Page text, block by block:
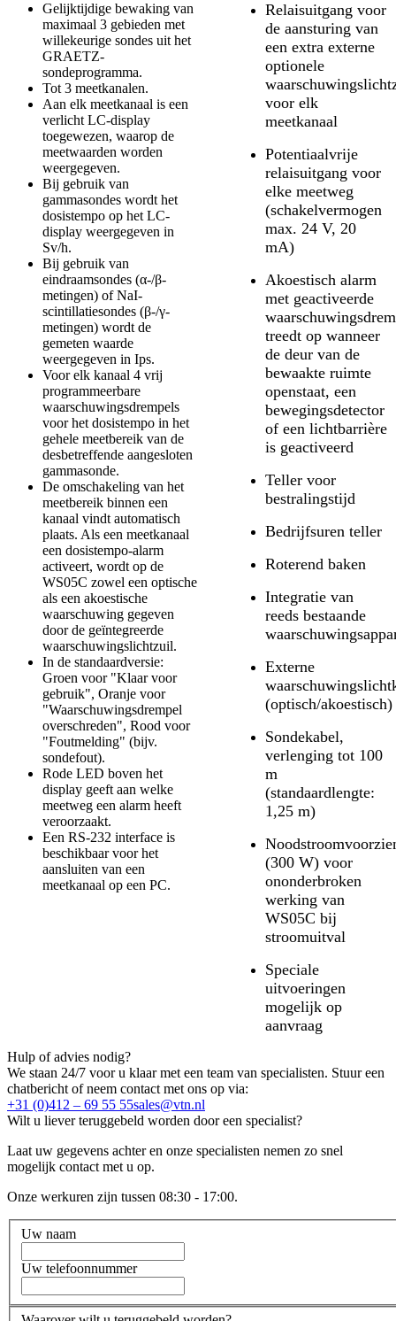
Gelijktijdige bewaking van
maximaal 3 gebieden met
willekeurige sondes uit het
GRAETZ-
sondeprogramma.
Tot 3 meetkanalen.
Aan elk meetkanaal is een
verlicht LC-display
toegewezen, waarop de
meetwaarden worden
weergegeven.
Bij gebruik van
gammasondes wordt het
dosistempo op het LC-
display weergegeven in
Sv/h.
Bij gebruik van
eindraamsondes (α-/β-
metingen) of NaI-
scintillatiesondes (β-/γ-
metingen) wordt de
gemeten waarde
weergegeven in Ips.
Voor elk kanaal 4 vrij
programmeerbare
waarschuwingsdrempels
voor het dosistempo in het
gehele meetbereik van de
desbetreffende aangesloten
gammasonde.
De omschakeling van het
meetbereik binnen een
kanaal vindt automatisch
plaats. Als een meetkanaal
een dosistempo-alarm
activeert, wordt op de
WS05C zowel een optische
als een akoestische
waarschuwing gegeven
door de geïntegreerde
waarschuwingslichtzuil.
In de standaardversie:
Groen voor "Klaar voor
gebruik", Oranje voor
"Waarschuwingsdrempel
overschreden", Rood voor
"Foutmelding" (bijv.
sondefout).
Rode LED boven het
display geeft aan welke
meetweg een alarm heeft
veroorzaakt.
Een RS-232 interface is
beschikbaar voor het
aansluiten van een
meetkanaal op een PC.
Relaisuitgang voor
de aansturing van
een extra externe
optionele
voor elk
meetkanaal
Potentiaalvrije
relaisuitgang voor
elke meetweg
(schakelvermogen
max. 24 V, 20
mA)
Akoestisch alarm
met geactiveerde
treedt op wanneer
de deur van de
bewaakte ruimte
openstaat, een
bewegingsdetector
of een lichtbarrière
is geactiveerd
Teller voor
bestralingstijd
Bedrijfsuren teller
Roterend baken
Integratie van
reeds bestaande
Externe
(optisch/akoestisch)
Sondekabel,
verlenging tot 100
m
(standaardlengte:
1,25 m)
(300 W) voor
ononderbroken
werking van
WS05C bij
stroomuitval
Speciale
uitvoeringen
mogelijk op
aanvraag
Hulp of advies nodig?
We staan 24/7 voor u klaar met een team van specialisten. Stuur een
chatbericht of neem contact met ons op via:
+31 (0)412 – 69 55 55sales@vtn.nl
Wilt u liever teruggebeld worden door een specialist?
Laat uw gegevens achter en onze specialisten nemen zo snel
mogelijk contact met u op.
Onze werkuren zijn tussen 08:30 - 17:00.
Uw naam
Uw telefoonnummer